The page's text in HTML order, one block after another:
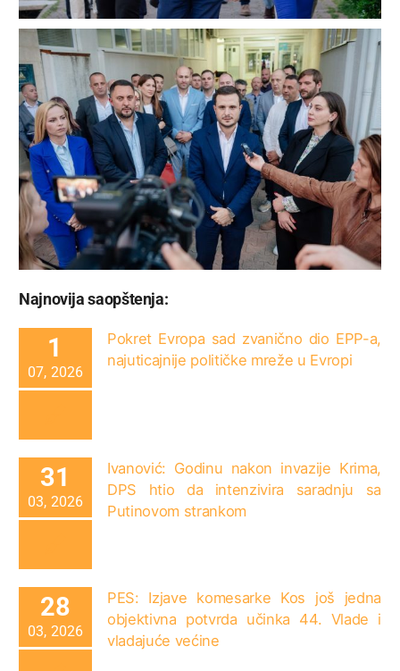
Najnovija saopštenja:
1
07, 2026
Pokret Evropa sad zvanično dio EPP-a,
najuticajnije političke mreže u Evropi
31
03, 2026
Ivanović: Godinu nakon invazije Krima,
DPS htio da intenzivira saradnju sa
Putinovom strankom
28
03, 2026
PES: Izjave komesarke Kos još jedna
objektivna potvrda učinka 44. Vlade i
vladajuće većine